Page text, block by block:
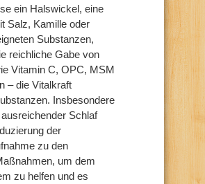
ein Halswickel, eine
Salz, Kamille oder
Substanzen,
reichliche Gabe von
Vitamin C, OPC, MSM
– die Vitalkraft
Insbesondere
Schlaf
der
zu den
um dem
zu helfen und es